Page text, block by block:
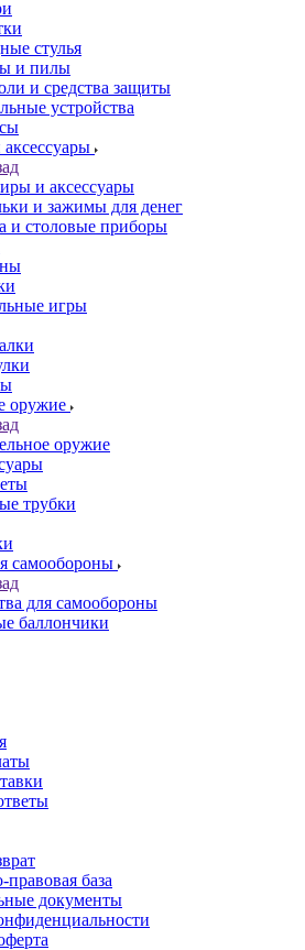
стулья
и пилы
и средства защиты
устройства
и аксессуары
и зажимы для денег
и столовые приборы
игры
оружие
оружие
трубки
самообороны
для самообороны
баллончики
база
документы